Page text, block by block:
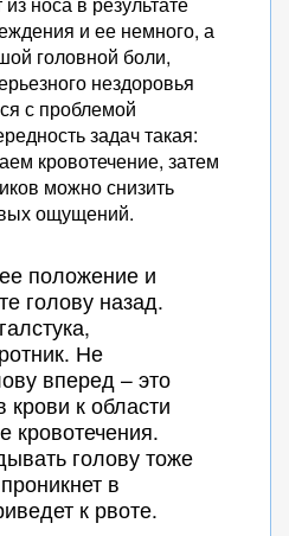
и ее немного, а
головной боли,
нездоровья
с проблемой
задач такая:
кровотечение, затем
можно снизить
ощущений.
положение и
голову назад.
Не
вперед – это
крови к области
кровотечения.
голову тоже
в
к рвоте.